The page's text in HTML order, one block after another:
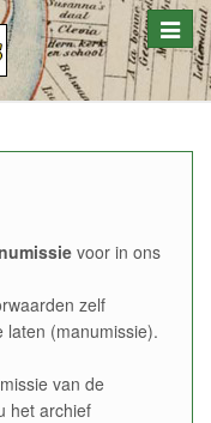
Toggle
voor in ons
zelf
laten (manumissie).
van de
het archief